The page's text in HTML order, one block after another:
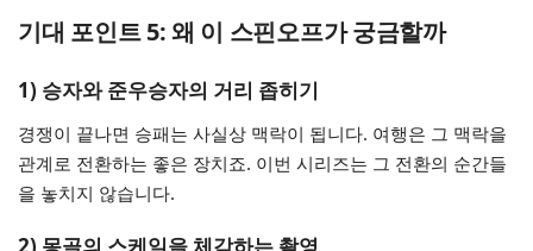
기대 포인트 5: 왜 이 스핀오프가 궁금할까
1) 승자와 준우승자의 거리 좁히기
경쟁이 끝나면 승패는 사실상 맥락이 됩니다. 여행은 그 맥락을
관계로 전환하는 좋은 장치죠. 이번 시리즈는 그 전환의 순간들
을 놓치지 않습니다.